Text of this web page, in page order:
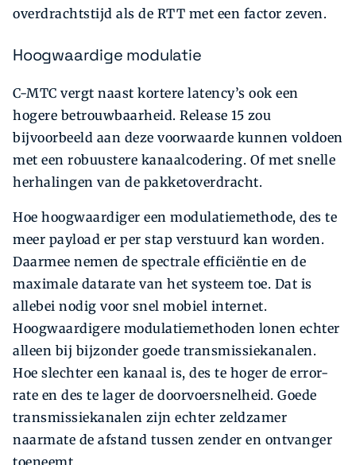
overdrachtstijd als de RTT met een factor zeven.
Hoogwaardige modulatie
C-MTC vergt naast kortere latency’s ook een
hogere betrouwbaarheid. Release 15 zou
bijvoorbeeld aan deze voorwaarde kunnen voldoen
met een robuustere kanaalcodering. Of met snelle
herhalingen van de pakketoverdracht.
Hoe hoogwaardiger een modulatiemethode, des te
meer payload er per stap verstuurd kan worden.
Daarmee nemen de spectrale efficiëntie en de
maximale datarate van het systeem toe. Dat is
allebei nodig voor snel mobiel internet.
Hoogwaardigere modulatiemethoden lonen echter
alleen bij bijzonder goede transmissiekanalen.
Hoe slechter een kanaal is, des te hoger de error-
rate en des te lager de doorvoersnelheid. Goede
transmissiekanalen zijn echter zeldzamer
naarmate de afstand tussen zender en ontvanger
toeneemt.